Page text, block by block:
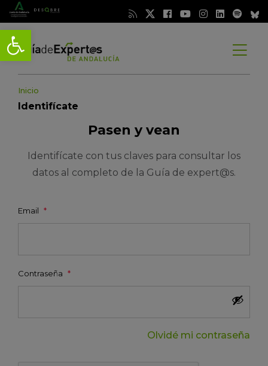
Abrir barra de herramientas
Abrir
Inicio
Identifícate
Pasen y vean
Identifícate con tus claves para consultar los
datos al completo de la Guía de expert@s.
Email *
Contraseña *
Olvidé mi contraseña